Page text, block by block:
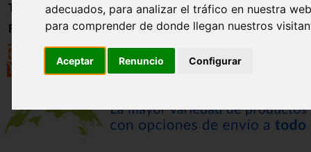
adecuados, para analizar el tráfico en nuestra
para comprender de donde llegan nuestros
Aceptar Renuncio Configurar
Trabajo
Registro